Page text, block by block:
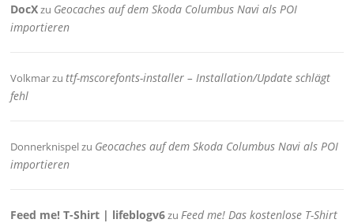
DocXzu Geocaches auf dem Skoda Columbus Navi als POI
importieren
Volkmarzuttf-mscorefonts-installer – Installation/Update schlägt
fehl
Donnerknispelzu Geocaches auf dem Skoda Columbus Navi als POI
importieren
Feed me! T-Shirt | lifeblogv6zuFeed me! Das kostenlose T-Shirt